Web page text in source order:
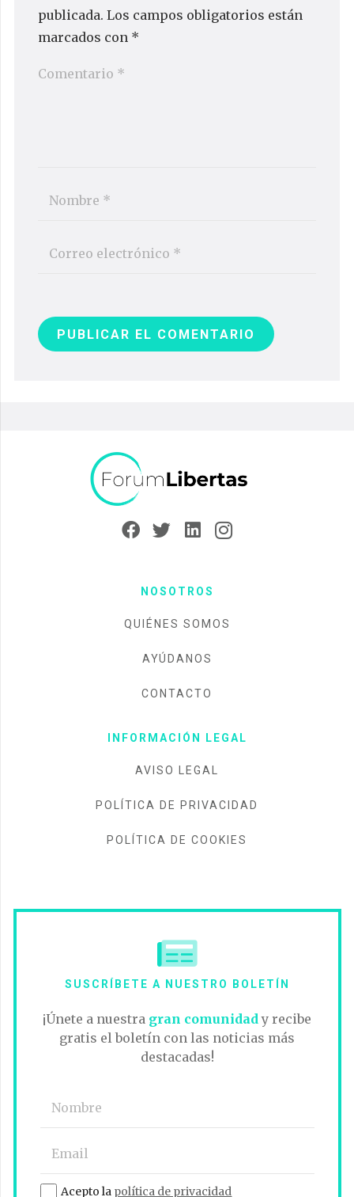
publicada. Los campos obligatorios están
marcados con *
PUBLICAR EL COMENTARIO
NOSOTROS
QUIÉNES SOMOS
AYÚDANOS
CONTACTO
INFORMACIÓN LEGAL
AVISO LEGAL
POLÍTICA DE PRIVACIDAD
POLÍTICA DE COOKIES
SUSCRÍBETE A NUESTRO BOLETÍN
¡Únete a nuestra gran comunidad y recibe
gratis el boletín con las noticias más
destacadas!
Acepto la política de privacidad